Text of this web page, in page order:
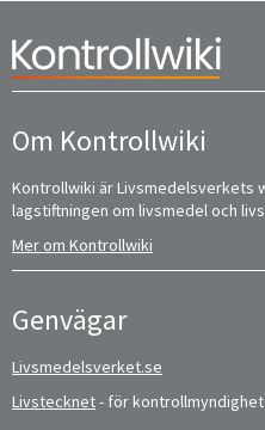
Om Kontrollwiki
Kontrollwiki är Livsmedelsverkets
lagstiftningen om livsmedel och
Mer om Kontrollwiki
Genvägar
Livsmedelsverket.se
Livstecknet- för